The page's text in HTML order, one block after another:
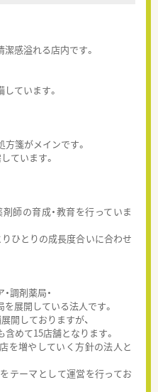
感溢れる店内です。
ています。
箋がメインです。
ています。
師の育成・教育を行っていま
ひとりの成長度合いに合わせ
調剤薬局・
展開している法人です。
開しておりますが、
含めて15店舗となります。
を増やしていく方針の法人と
テーマとして運営を行ってお